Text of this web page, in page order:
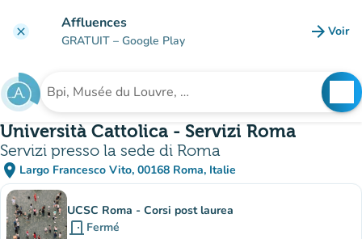
clear Affluences
GRATUIT – Google Play arrow_forward Voir
Rechercher un établissement
Università Cattolica - Servizi Roma
Servizi presso la sede di Roma
place Largo Francesco Vito, 00168 Roma, Italie
(ouvrir dans Google Maps)
(nouvel onglet)
Sous-sites
UCSC Roma - Corsi post laurea
door_front Fermé